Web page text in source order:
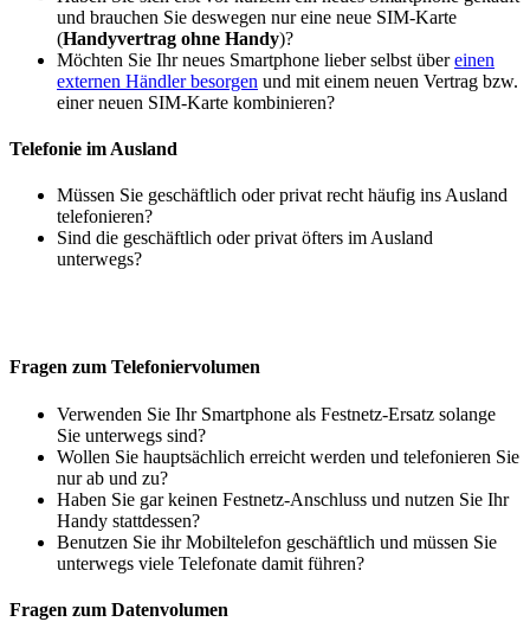
und brauchen Sie deswegen nur eine neue SIM-Karte
(Handyvertrag ohne Handy)?
Möchten Sie Ihr neues Smartphone lieber selbst übereinen
externen Händler besorgen und mit einem neuen Vertrag bzw.
einer neuen SIM-Karte kombinieren?
Telefonie im Ausland
Müssen Sie geschäftlich oder privat recht häufig ins Ausland
telefonieren?
Sind die geschäftlich oder privat öfters im Ausland
unterwegs?
Fragen zum Telefoniervolumen
Verwenden Sie Ihr Smartphone als Festnetz-Ersatz solange
Sie unterwegs sind?
Wollen Sie hauptsächlich erreicht werden und telefonieren Sie
nur ab und zu?
Haben Sie gar keinen Festnetz-Anschluss und nutzen Sie Ihr
Handy stattdessen?
Benutzen Sie ihr Mobiltelefon geschäftlich und müssen Sie
unterwegs viele Telefonate damit führen?
Fragen zum Datenvolumen